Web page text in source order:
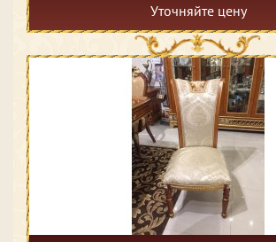
Уточняйте цену